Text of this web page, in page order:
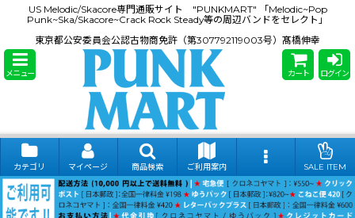
US Melodic/Skacore専門通販サイト "PUNKMART" 「Melodic~Pop
Punk~Ska/Skacore~Crack Rock Steady等の周辺バンドをセレクト」
東京都公安委員会公認古物商免許（第307792119003号）髙橋伸幸
メニュー カート ログイン
カテゴリ マイページ 商品検索 ご利用案内 SALE ITEM